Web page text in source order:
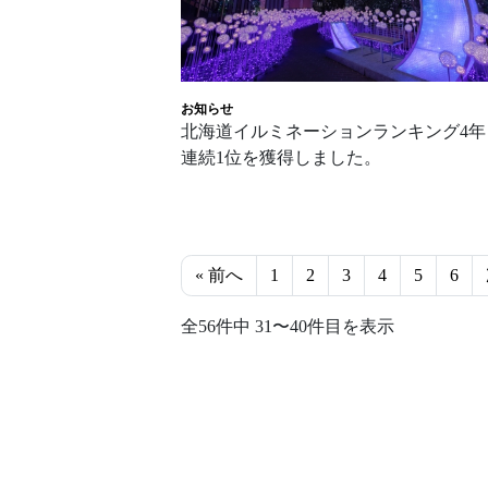
お知らせ
北海道イルミネーションランキング4年
連続1位を獲得しました。
« 前へ 1 2 3 4 5 6
全56件中 31〜40件目を表示